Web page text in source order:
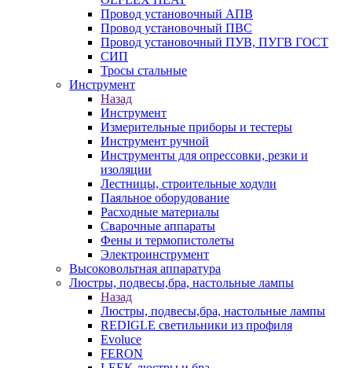
Провод установочный АПВ
Провод установочный ПВС
Провод установочный ПУВ, ПУГВ ГОСТ
СИП
Тросы стальные
Инструмент
Назад
Инструмент
Измерительные приборы и тестеры
Инструмент ручной
Инструменты для опрессовки, резки и
изоляции
Лестницы, строительные ходули
Паяльное оборудование
Расходные материалы
Сварочные аппараты
Фены и термопистолеты
Электроинструмент
Высоковольтная аппаратура
Люстры, подвесы,бра, настольные лампы
Назад
Люстры, подвесы,бра, настольные лампы
REDIGLE светильники из профиля
Evoluce
FERON